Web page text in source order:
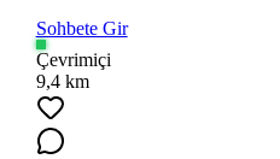
Sohbete Gir
Çevrimiçi
9,4 km